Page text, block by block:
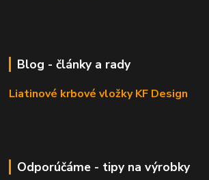
Blog - články a rady
Liatinové krbové vložky KF Design
Odporúčáme - tipy na výrobky